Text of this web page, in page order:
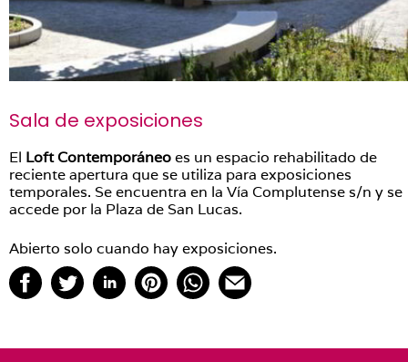
Sala de exposiciones
El Loft Contemporáneoes un espacio rehabilitado de
reciente apertura que se utiliza para exposiciones
temporales. Se encuentra en la Vía Complutense s/n y se
accede por la Plaza de San Lucas.
Abierto solo cuando hay exposiciones.